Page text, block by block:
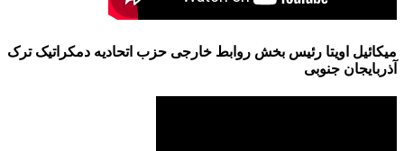
میکائیل اویتا رئیس بخش روابط خارجی حزب اتحادیه دمکراتیک ترک
آذربایجان جنوبی